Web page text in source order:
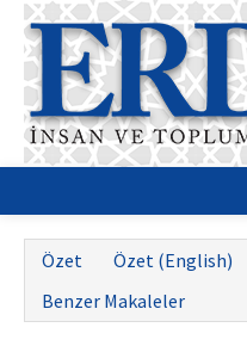
Dergi Kurulları
Özet Özet (English)
Benzer Makaleler